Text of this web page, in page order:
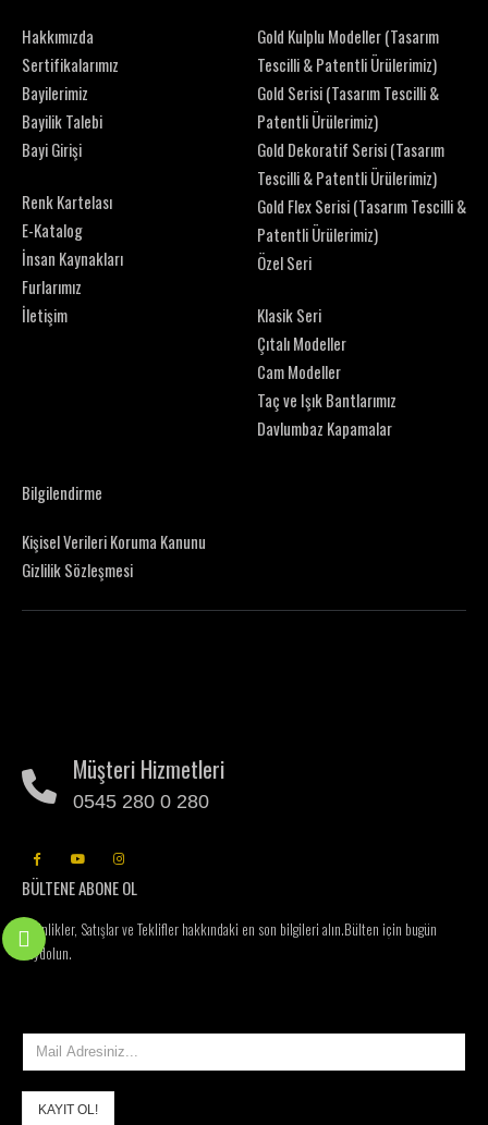
Hakkımızda
Sertifikalarımız
Bayilerimiz
Bayilik Talebi
Bayi Girişi
Renk Kartelası
E-Katalog
İnsan Kaynakları
Furlarımız
İletişim
Gold Kulplu Modeller (Tasarım
Tescilli & Patentli Ürülerimiz)
Gold Serisi (Tasarım Tescilli &
Patentli Ürülerimiz)
Gold Dekoratif Serisi (Tasarım
Tescilli & Patentli Ürülerimiz)
Gold Flex Serisi (Tasarım Tescilli &
Patentli Ürülerimiz)
Özel Seri
Klasik Seri
Çıtalı Modeller
Cam Modeller
Taç ve Işık Bantlarımız
Davlumbaz Kapamalar
Bilgilendirme
Kişisel Verileri Koruma Kanunu
Gizlilik Sözleşmesi
Müşteri Hizmetleri
0545 280 0 280
BÜLTENE ABONE OL
Etkinlikler, Satışlar ve Teklifler hakkındaki en son bilgileri alın.Bülten için bugün
kaydolun.